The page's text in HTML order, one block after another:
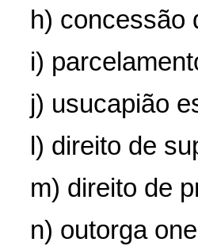
h) concessão
i)
j) usucapião
l) direito de
m) direito de
n) outorga